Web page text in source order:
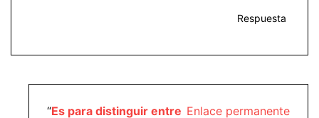
Respuesta
Enlace permanente
“Es para distinguir entre